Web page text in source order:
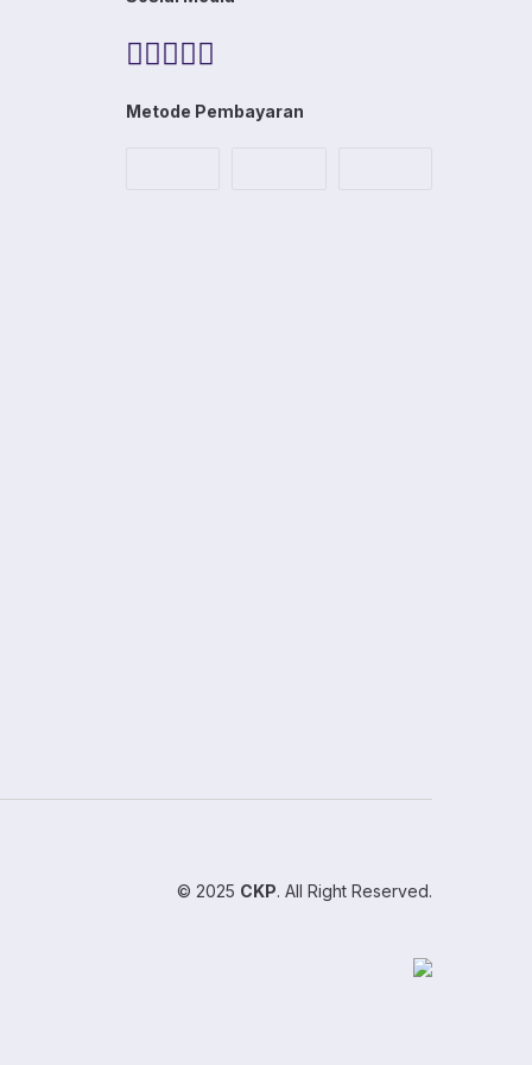
Metode Pembayaran
© 2025 CKP. All Right Reserved.